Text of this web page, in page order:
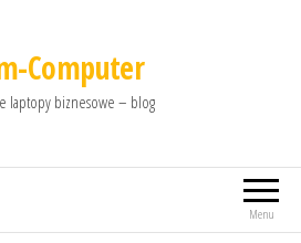
Computer
laptopy biznesowe – blog
Menu